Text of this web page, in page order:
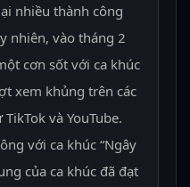
nhiều thành công
nhiên, vào tháng 2
cơn sốt với ca khúc
xem khủng trên các
và YouTube.
với ca khúc “Ngây
của ca khúc đã đạt